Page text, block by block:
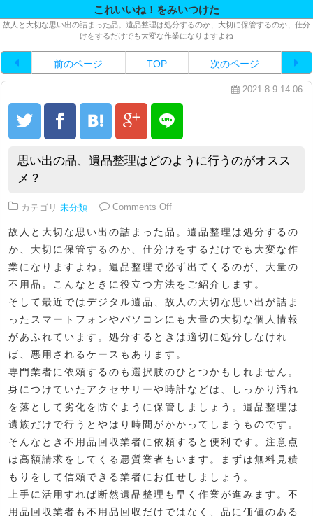
これいいね！をみいつけた
故人と大切な思い出の詰まった品。遺品整理は処分するのか、大切に保管するのか、仕分
けをするだけでも大変な作業になりますよね
前のページ TOP 次のページ
2021-8-9 14:06
思い出の品、遺品整理はどのように行うのがオスス
メ？
カテゴリ 未分類 Comments Offon 思い出の品、遺品整理はどの
故人と大切な思い出の詰まった品。遺品整理は処分するの
か、大切に保管するのか、仕分けをするだけでも大変な作
業になりますよね。遺品整理で必ず出てくるのが、大量の
不用品。こんなときに役立つ方法をご紹介します。
そして最近ではデジタル遺品、故人の大切な思い出が詰ま
ったスマートフォンやパソコンにも大量の大切な個人情報
があふれています。処分するときは適切に処分しなけれ
ば、悪用されるケースもあります。
専門業者に依頼するのも選択肢のひとつかもしれません。
身につけていたアクセサリーや時計などは、しっかり汚れ
を落として劣化を防ぐように保管しましょう。遺品整理は
遺族だけで行うとやはり時間がかかってしまうものです。
そんなとき不用品回収業者に依頼すると便利です。注意点
は高額請求をしてくる悪質業者もいます。まずは無料見積
もりをして信頼できる業者にお任せしましょう。
上手に活用すれば断然遺品整理も早く作業が進みます。不
用品回収業者も不用品回収だけではなく、品に価値のある